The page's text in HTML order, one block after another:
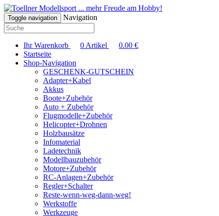
... mehr Freude am Hobby!
Toggle navigation Navigation
Ihr Warenkorb 0 Artikel 0.00 €
Startseite
Shop-Navigation
GESCHENK-GUTSCHEIN
Adapter+Kabel
Akkus
Boote+Zubehör
Auto + Zubehör
Flugmodelle+Zubehör
Helicopter+Drohnen
Holzbausätze
Infomaterial
Ladetechnik
Modellbauzubehör
Motore+Zubehör
RC-Anlagen+Zubehör
Regler+Schalter
Reste-wenn-weg-dann-weg!
Werkstoffe
Werkzeuge